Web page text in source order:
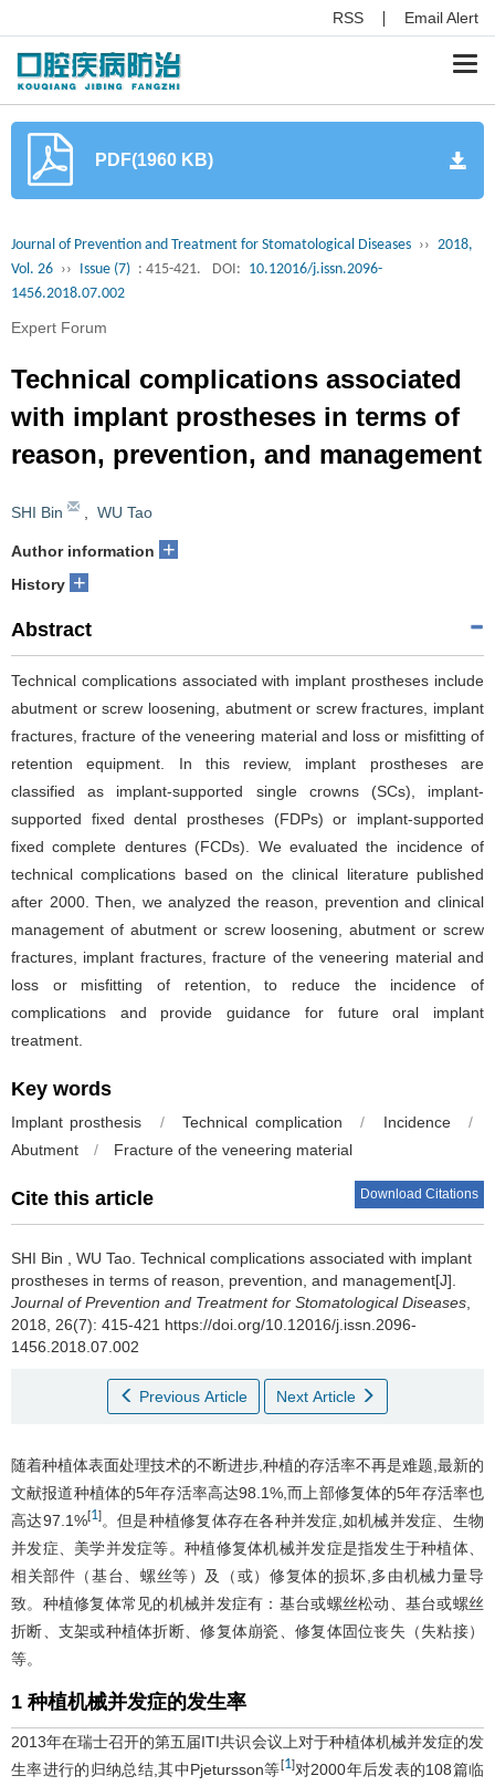
RSS Email Alert
PDF(1960 KB)
Journal of Prevention and Treatment for Stomatological Diseases ›› 2018,
Vol. 26 ›› Issue (7) : 415-421. DOI: 10.12016/j.issn.2096-
1456.2018.07.002
Expert Forum
Technical complications associated
with implant prostheses in terms of
reason, prevention, and management
SHI Bin WU Tao
Author information +
History +
Abstract
Technical complications associated with implant prostheses include
abutment or screw loosening, abutment or screw fractures, implant
fractures, fracture of the veneering material and loss or misfitting of
retention equipment. In this review, implant prostheses are
classified as implant-supported single crowns (SCs), implant-
supported fixed dental prostheses (FDPs) or implant-supported
fixed complete dentures (FCDs). We evaluated the incidence of
technical complications based on the clinical literature published
after 2000. Then, we analyzed the reason, prevention and clinical
management of abutment or screw loosening, abutment or screw
fractures, implant fractures, fracture of the veneering material and
loss or misfitting of retention, to reduce the incidence of
complications and provide guidance for future oral implant
treatment.
Key words
Implant prosthesis / Technical complication / Incidence
/
Abutment
/ Fracture of the veneering material
Cite this article Download Citations
SHI Bin WU Tao Technical complications associated with implant
prostheses in terms of reason, prevention, and management[J].
Journal of Prevention and Treatment for Stomatological Diseases
2018, 26(7): 415-421 https://doi.org/10.12016/j.issn.2096-
1456.2018.07.002
Previous Article Next Article
随着种植体表面处理技术的不断进步,种植的存活率不再是难题,最新的
文献报道种植体的5年存活率高达98.1%,而上部修复体的5年存活率也
高达97.1%[1]。但是种植修复体存在各种并发症,如机械并发症、生物
并发症、美学并发症等。种植修复体机械并发症是指发生于种植体、
相关部件（基台、螺丝等）及（或）修复体的损坏,多由机械力量导
致。种植修复体常见的机械并发症有：基台或螺丝松动、基台或螺丝
折断、支架或种植体折断、修复体崩瓷、修复体固位丧失（失粘接）
等。
1 种植机械并发症的发生率
2013年在瑞士召开的第五届ITI共识会议上对于种植体机械并发症的发
生率进行的归纳总结,其中Pjetursson等[1]对2000年后发表的108篇临